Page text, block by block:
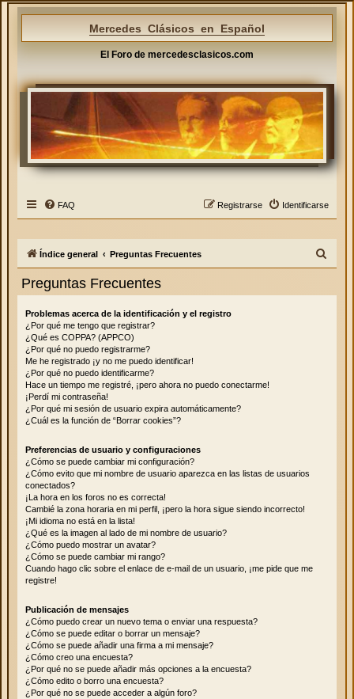
Mercedes Clásicos en Español
El Foro de mercedesclasicos.com
FAQ Identificarse
Registrarse
Índice general Preguntas Frecuentes
Preguntas Frecuentes
Problemas acerca de la identificación y el registro
¿Por qué me tengo que registrar?
¿Qué es COPPA? (APPCO)
¿Por qué no puedo registrarme?
Me he registrado ¡y no me puedo identificar!
¿Por qué no puedo identificarme?
Hace un tiempo me registré, ¡pero ahora no puedo conectarme!
¡Perdí mi contraseña!
¿Por qué mi sesión de usuario expira automáticamente?
¿Cuál es la función de “Borrar cookies”?
Preferencias de usuario y configuraciones
¿Cómo se puede cambiar mi configuración?
¿Cómo evito que mi nombre de usuario aparezca en las listas de usuarios
conectados?
¡La hora en los foros no es correcta!
Cambié la zona horaria en mi perfil, ¡pero la hora sigue siendo incorrecto!
¡Mi idioma no está en la lista!
¿Qué es la imagen al lado de mi nombre de usuario?
¿Cómo puedo mostrar un avatar?
¿Cómo se puede cambiar mi rango?
Cuando hago clic sobre el enlace de e-mail de un usuario, ¡me pide que me
registre!
Publicación de mensajes
¿Cómo puedo crear un nuevo tema o enviar una respuesta?
¿Cómo se puede editar o borrar un mensaje?
¿Cómo se puede añadir una firma a mi mensaje?
¿Cómo creo una encuesta?
¿Por qué no se puede añadir más opciones a la encuesta?
¿Cómo edito o borro una encuesta?
¿Por qué no se puede acceder a algún foro?